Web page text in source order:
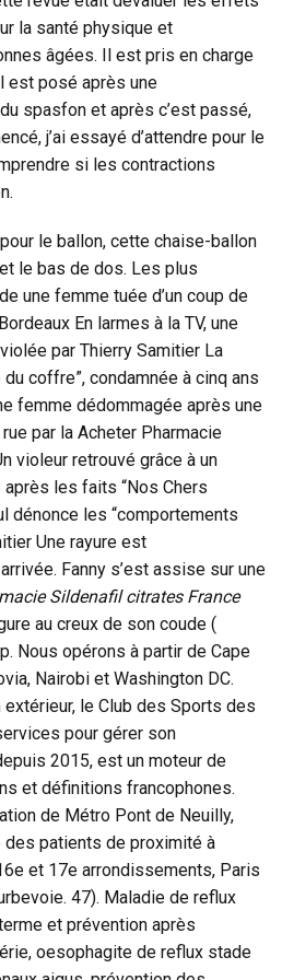
la santé physique et
âgées. Il est pris en charge
est posé après une
spasfon et après c’est passé,
j’ai essayé d’attendre pour le
si les contractions
le ballon, cette chaise-ballon
le bas de dos. Les plus
une femme tuée d’un coup de
En larmes à la TV, une
par Thierry Samitier La
coffre”, condamnée à cinq ans
femme dédommagée après une
par la Acheter Pharmacie
violeur retrouvé grâce à un
les faits “Nos Chers
dénonce les “comportements
Une rayure est
Fanny s’est assise sur une
Sildenafil citrates France
au creux de son coude (
Nous opérons à partir de Cape
Nairobi et Washington DC.
le Club des Sports des
pour gérer son
2015, est un moteur de
et définitions francophones.
de Métro Pont de Neuilly,
patients de proximité à
et 17e arrondissements, Paris
47). Maladie de reflux
et prévention après
oesophagite de reflux stade